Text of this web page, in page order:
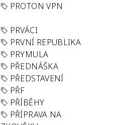
PROTON VPN
PRVÁCI
PRVNÍ REPUBLIKA
PRYMULA
PŘEDNÁŠKA
PŘEDSTAVENÍ
PŘF
PŘÍBĚHY
PŘÍPRAVA NA